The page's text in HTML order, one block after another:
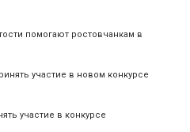
помогают ростовчанкам в
участие в новом конкурсе
участие в конкурсе